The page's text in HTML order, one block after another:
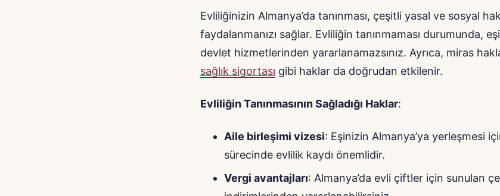
Evliliğinizin Almanya’da tanınması, çeşitli yasal ve sosyal
faydalanmanızı sağlar. Evliliğin tanınmaması durumunda,
devlet hizmetlerinden yararlanamazsınız. Ayrıca, miras
sağlık sigortası gibi haklar da doğrudan etkilenir.
Evliliğin Tanınmasının Sağladığı Haklar:
Aile birleşimi vizesi: Eşinizin Almanya’ya yerleşmesi
sürecinde evlilik kaydı önemlidir.
Vergi avantajları: Almanya’da evli çiftler için sunulan